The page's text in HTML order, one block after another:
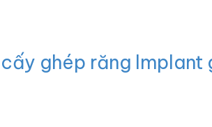
ghép răng Implant